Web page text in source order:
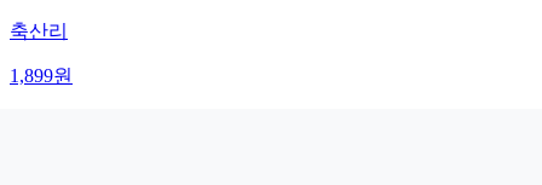
축산리
1,899원